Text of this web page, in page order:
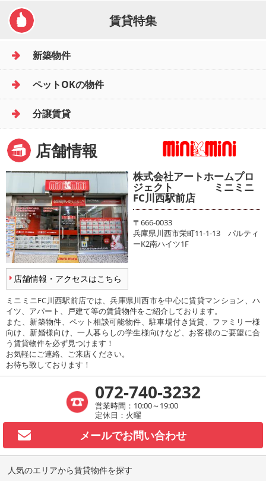
賃貸特集
新築物件
ペットOKの物件
分譲賃貸
店舗情報
店舗情報・アクセスはこちら
株式会社アートホームプロ
ジェクト ミニミニ
FC川西駅前店
〒666-0033
兵庫県川西市栄町11-1-13 パルティ
ーK2南ハイツ1F
ミニミニFC川西駅前店では、兵庫県川西市を中心に賃貸マンション、ハ
イツ、アパート、戸建て等の賃貸物件をご紹介しております。
また、新築物件、ペット相談可能物件、駐車場付き賃貸、ファミリー様
向け、新婚様向け、一人暮らしの学生様向けなど、お客様のご要望に合
う賃貸物件を必ず見つけます！
お気軽にご連絡、ご来店ください。
お待ち致しております！
072-740-3232
営業時間：10:00～19:00
定休日：火曜
メールでお問い合わせ
人気のエリアから賃貸物件を探す